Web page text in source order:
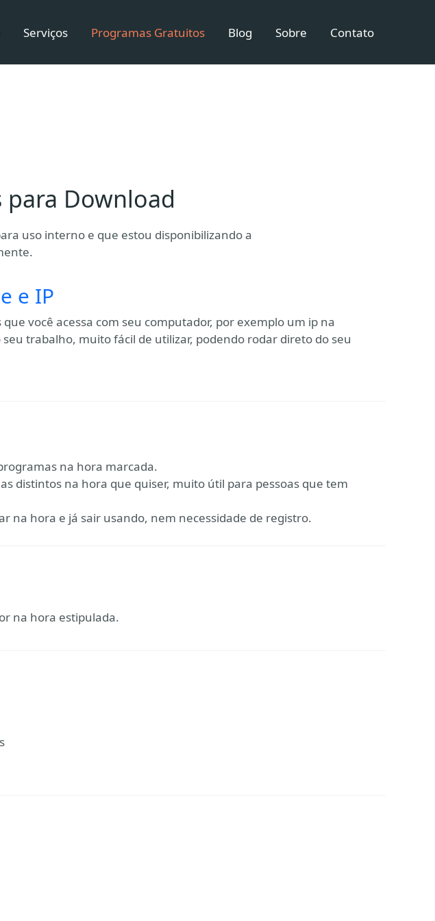
Serviços Programas Gratuitos Blog Sobre Contato
Download
uso interno e que estou disponibilizando a
e IP
você acessa com seu computador, por exemplo um ip na
trabalho, muito fácil de utilizar, podendo rodar direto do seu
na hora marcada.
distintos na hora que quiser, muito útil para pessoas que tem
na hora e já sair usando, nem necessidade de registro.
na hora estipulada.